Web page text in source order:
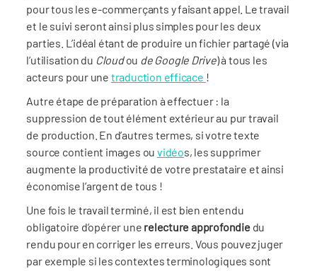
pour tous les e-commerçants y faisant appel. Le travail
et le suivi seront ainsi plus simples pour les deux
parties. L’idéal étant de produire un fichier partagé (via
l’utilisation du Cloudou de Google Drive) à tous les
acteurs pour une traduction efficace !
Autre étape de préparation à effectuer : la
suppression de tout élément extérieur au pur travail
de production. En d’autres termes, si votre texte
source contient images ou vidéos, les supprimer
augmente la productivité de votre prestataire et ainsi
économise l’argent de tous !
Une fois le travail terminé, il est bien entendu
obligatoire d’opérer une relecture approfondiedu
rendu pour en corriger les erreurs. Vous pouvez juger
par exemple si les contextes terminologiques sont